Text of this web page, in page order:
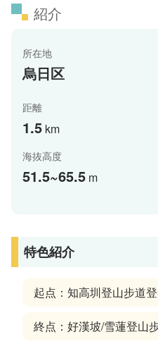
紹介
所在地
烏日区
距離
1.5 km
海抜高度
51.5~65.5 m
特色紹介
起点：知高圳登山步道
終点：好漢坡/雪蓮登山